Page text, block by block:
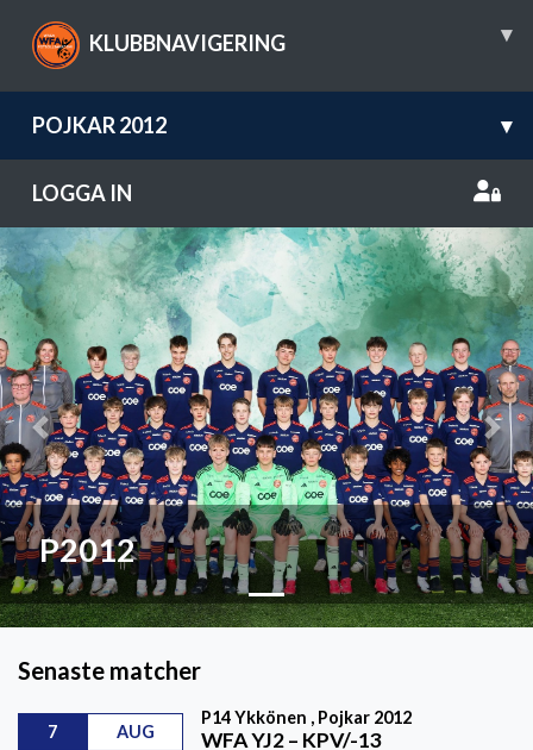
KLUBBNAVIGERING ▾
POJKAR 2012 ▾
LOGGA IN
P2012
Previous
Senaste matcher
7 AUG
P14 Ykkönen , Pojkar 2012
WFA YJ2– KPV/-13